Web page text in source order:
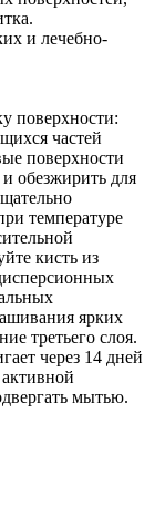
и лечебно-
поверхности:
частей
поверхности
обезжирить для
температуре
кисть из
ярких
третьего слоя.
через 14 дней
мытью.